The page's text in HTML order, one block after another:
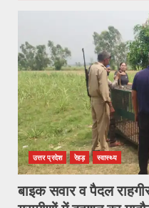
उत्तर प्रदेश रेहड़ स्वास्थ्य
बाइक सवार व पैदल